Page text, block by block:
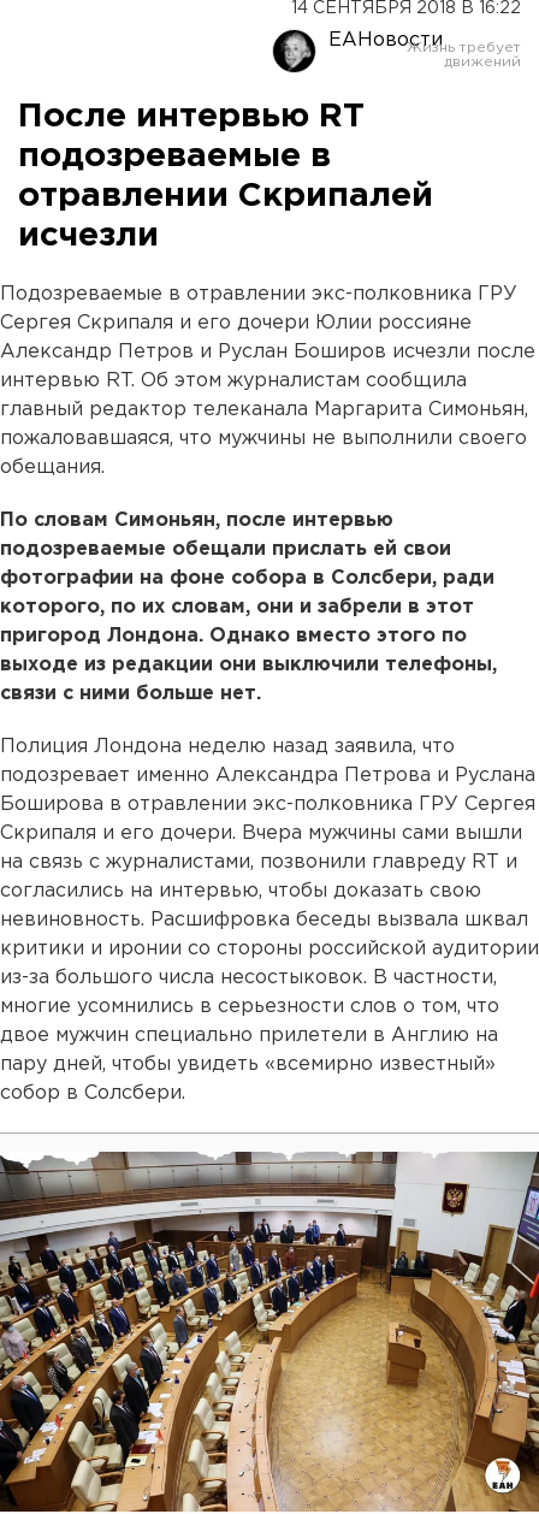
14 СЕНТЯБРЯ 2018 В 16:22
ЕАНовости
После интервью RT
подозреваемые в
отравлении Скрипалей
исчезли
Подозреваемые в отравлении экс-полковника ГРУ
Сергея Скрипаля и его дочери Юлии россияне
Александр Петров и Руслан Боширов исчезли после
интервью RT. Об этом журналистам сообщила
главный редактор телеканала Маргарита Симоньян,
пожаловавшаяся, что мужчины не выполнили своего
обещания.
По словам Симоньян, после интервью
подозреваемые обещали прислать ей свои
фотографии на фоне собора в Солсбери, ради
которого, по их словам, они и забрели в этот
пригород Лондона. Однако вместо этого по
выходе из редакции они выключили телефоны,
связи с ними больше нет.
Полиция Лондона неделю назад заявила, что
подозревает именно Александра Петрова и Руслана
Боширова в отравлении экс-полковника ГРУ Сергея
Скрипаля и его дочери. Вчера мужчины сами вышли
на связь с журналистами, позвонили главреду RT и
согласились на интервью, чтобы доказать свою
невиновность. Расшифровка беседы вызвала шквал
критики и иронии со стороны российской аудитории
из-за большого числа несостыковок. В частности,
многие усомнились в серьезности слов о том, что
двое мужчин специально прилетели в Англию на
пару дней, чтобы увидеть «всемирно известный»
собор в Солсбери.